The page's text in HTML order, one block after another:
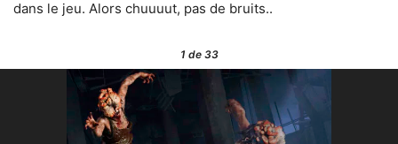
dans le jeu. Alors chuuuut, pas de bruits..
1de 33